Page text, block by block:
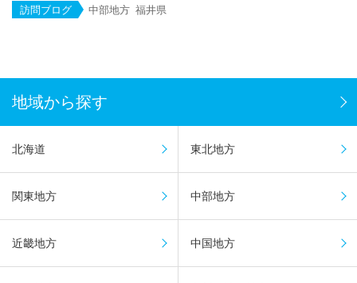
訪問ブログ 中部地方 福井県
地域から探す
北海道 東北地方
関東地方 中部地方
近畿地方 中国地方